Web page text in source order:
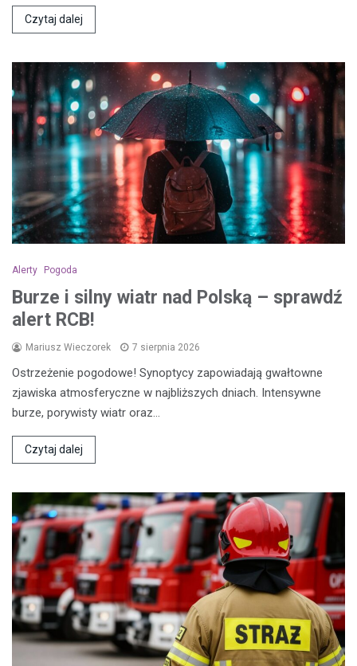
Czytaj dalej
Alerty Pogoda
Burze i silny wiatr nad Polską – sprawdź
alert RCB!
Mariusz Wieczorek 7 sierpnia 2026
Ostrzeżenie pogodowe! Synoptycy zapowiadają gwałtowne
zjawiska atmosferyczne w najbliższych dniach. Intensywne
burze, porywisty wiatr oraz…
Czytaj dalej